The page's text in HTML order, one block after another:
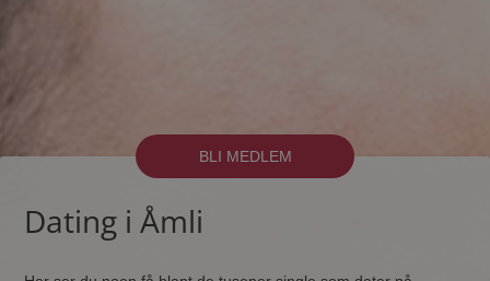
BLI MEDLEM
Dating i Åmli